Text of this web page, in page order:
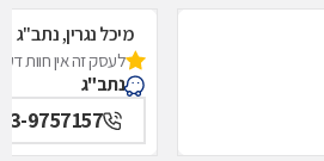
מיכל נגרין, נתב"ג
לעסק זה אין חוות
נתב"ג
9757157